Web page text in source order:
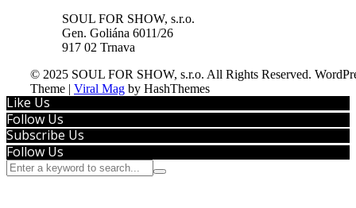
SOUL FOR SHOW, s.r.o.
Gen. Goliána 6011/26
917 02 Trnava
© 2025 SOUL FOR SHOW, s.r.o. All Rights Reserved.
Theme | Viral Mag by HashThemes
Like Us
Follow Us
Subscribe Us
Follow Us